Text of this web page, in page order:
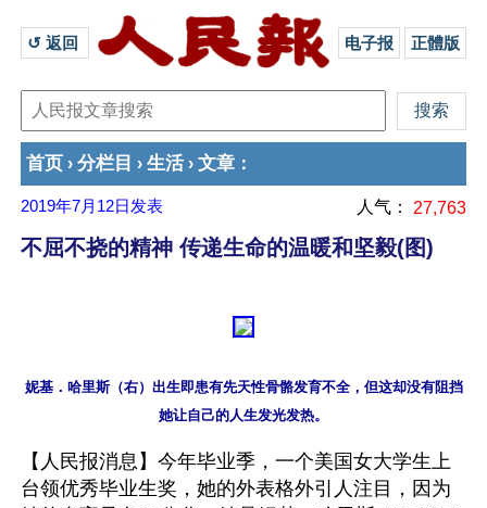
↺ 返回 电子报 正體版
首页 › 分栏目 › 生活 › 文章 ：
2019年7月12日 发表 人气： 27,763
不屈不挠的精神 传递生命的温暖和坚毅(图)
妮基．哈里斯（右）出生即患有先天性骨骼发育不全，但这却没有阻挡
【人民报消息】今年毕业季，一个美国女大学生上
台领优秀毕业生奖，她的外表格外引人注目，因为